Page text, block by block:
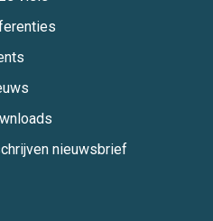
nieuwsbrief